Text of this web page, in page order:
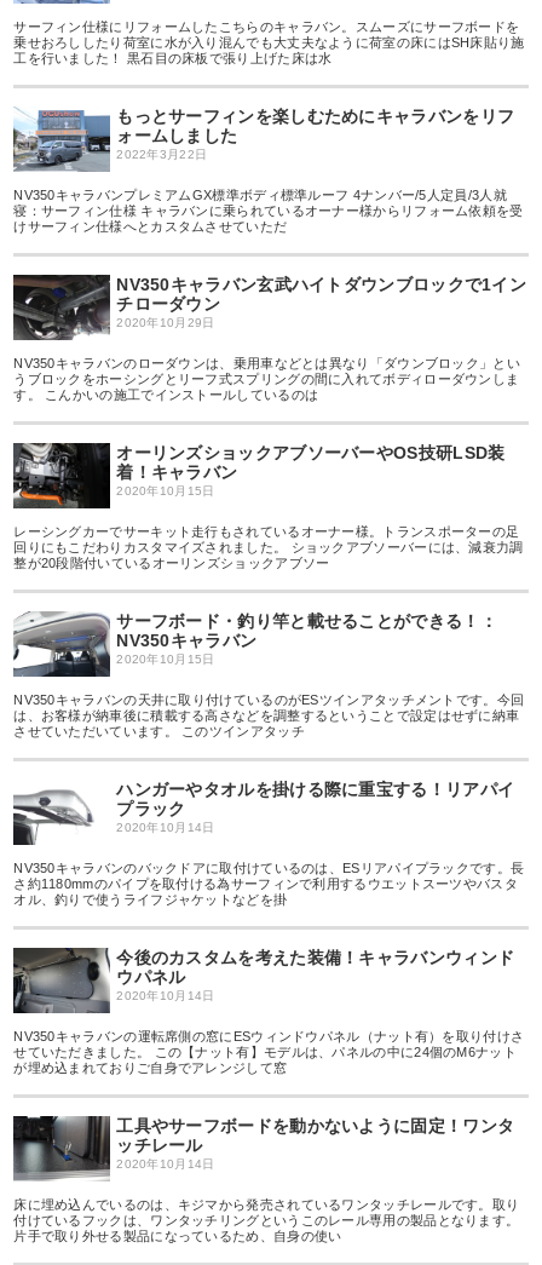
サーフィン仕様にリフォームしたこちらのキャラバン。スムーズにサーフボードを
乗せおろししたり荷室に水が入り混んでも大丈夫なように荷室の床にはSH床貼り施
工を行いました！ 黒石目の床板で張り上げた床は水
もっとサーフィンを楽しむためにキャラバンをリフ
ォームしました
2022年3月22日
NV350キャラバンプレミアムGX標準ボディ標準ルーフ 4ナンバー/5人定員/3人就
寝：サーフィン仕様 キャラバンに乗られているオーナー様からリフォーム依頼を受
けサーフィン仕様へとカスタムさせていただ
NV350キャラバン玄武ハイトダウンブロックで1イン
チローダウン
2020年10月29日
NV350キャラバンのローダウンは、乗用車などとは異なり「ダウンブロック」とい
うブロックをホーシングとリーフ式スプリングの間に入れてボディローダウンしま
す。 こんかいの施工でインストールしているのは
オーリンズショックアブソーバーやOS技研LSD装
着！キャラバン
2020年10月15日
レーシングカーでサーキット走行もされているオーナー様。トランスポーターの足
回りにもこだわりカスタマイズされました。 ショックアブソーバーには、減衰力調
整が20段階付いているオーリンズショックアブソー
サーフボード・釣り竿と載せることができる！：
NV350キャラバン
2020年10月15日
NV350キャラバンの天井に取り付けているのがESツインアタッチメントです。今回
は、お客様が納車後に積載する高さなどを調整するということで設定はせずに納車
させていただいています。 このツインアタッチ
ハンガーやタオルを掛ける際に重宝する！リアパイ
プラック
2020年10月14日
NV350キャラバンのバックドアに取付けているのは、ESリアパイプラックです。長
さ約1180mmのパイプを取付ける為サーフィンで利用するウエットスーツやバスタ
オル、釣りで使うライフジャケットなどを掛
今後のカスタムを考えた装備！キャラバンウィンド
ウパネル
2020年10月14日
NV350キャラバンの運転席側の窓にESウィンドウパネル（ナット有）を取り付けさ
せていただきました。 この【ナット有】モデルは、パネルの中に24個のM6ナット
が埋め込まれておりご自身でアレンジして窓
工具やサーフボードを動かないように固定！ワンタ
ッチレール
2020年10月14日
床に埋め込んでいるのは、キジマから発売されているワンタッチレールです。取り
付けているフックは、ワンタッチリングというこのレール専用の製品となります。
片手で取り外せる製品になっているため、自身の使い